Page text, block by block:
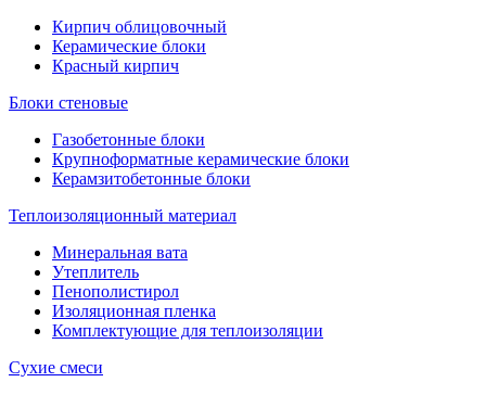
Кирпич облицовочный
Керамические блоки
Красный кирпич
Блоки стеновые
Газобетонные блоки
Крупноформатные керамические блоки
Керамзитобетонные блоки
Теплоизоляционный материал
Минеральная вата
Утеплитель
Пенополистирол
Изоляционная пленка
Комплектующие для теплоизоляции
Сухие смеси